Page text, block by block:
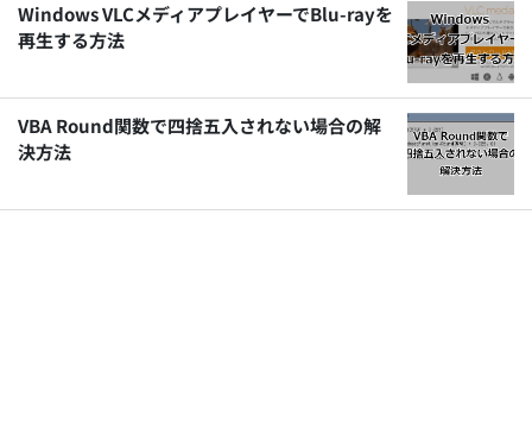
Windows VLCメディアプレイヤーでBlu-rayを
再生する方法
VBA Round関数で四捨五入されない場合の解
決方法